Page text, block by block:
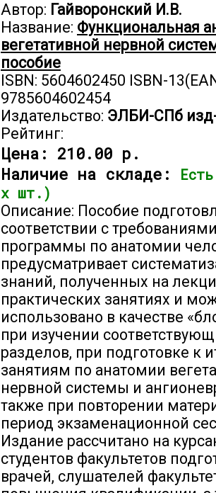
Автор: Гайворонский И.В.
Название: Функциональная
вегетативной нервной
пособие
ISBN: 5604602450 ISBN-
9785604602454
Издательство: ЭЛБИ-СПб
Рейтинг:
Цена: 210.00 р.
Наличие на складе:
х шт.)
Описание: Пособие
соответствии с
программы по анатомии
предусматривает
знаний, полученных на
практических занятиях и
использовано в качестве
при изучении
разделов, при подготовке к
занятиям по анатомии
нервной системы и
также при повторении
период экзаменационной
Издание рассчитано на
студентов факультетов
врачей, слушателей